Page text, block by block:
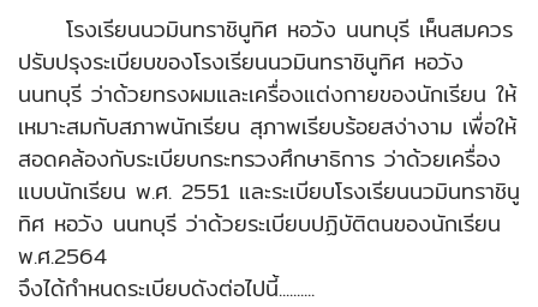
โรงเรียนนวมินทราชินูทิศ หอวัง นนทบุรี เห็นสมควร
ปรับปรุงระเบียบของโรงเรียนนวมินทราชินูทิศ หอวัง
นนทบุรี ว่าด้วยทรงผมและเครื่องแต่งกายของนักเรียน ให้
เหมาะสมกับสภาพนักเรียน สุภาพเรียบร้อยสง่างาม เพื่อให้
สอดคล้องกับระเบียบกระทรวงศึกษาธิการ ว่าด้วยเครื่อง
แบบนักเรียน พ.ศ. 2551 และระเบียบโรงเรียนนวมินทราชินู
ทิศ หอวัง นนทบุรี ว่าด้วยระเบียบปฏิบัติตนของนักเรียน
พ.ศ.2564
จึงได้กำหนดระเบียบดังต่อไปนี้..........